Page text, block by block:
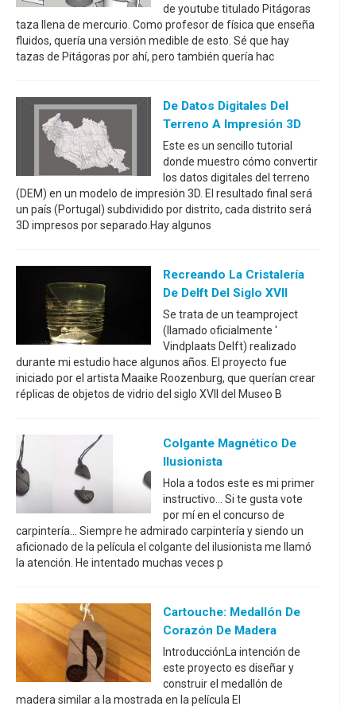
de youtube titulado Pitágoras
taza llena de mercurio. Como profesor de física que enseña
fluidos, quería una versión medible de esto. Sé que hay
tazas de Pitágoras por ahí, pero también quería hac
De Datos Digitales Del
Terreno A Impresión 3D
Este es un sencillo tutorial
donde muestro cómo convertir
los datos digitales del terreno
(DEM) en un modelo de impresión 3D. El resultado final será
un país (Portugal) subdividido por distrito, cada distrito será
3D impresos por separado.Hay algunos
Recreando La Cristalería
De Delft Del Siglo XVII
Se trata de un teamproject
(llamado oficialmente '
Vindplaats Delft) realizado
durante mi estudio hace algunos años. El proyecto fue
iniciado por el artista Maaike Roozenburg, que querían crear
réplicas de objetos de vidrio del siglo XVII del Museo B
Colgante Magnético De
Ilusionista
Hola a todos este es mi primer
instructivo... Si te gusta vote
por mí en el concurso de
carpintería... Siempre he admirado carpintería y siendo un
aficionado de la película el colgante del ilusionista me llamó
la atención. He intentado muchas veces p
Cartouche: Medallón De
Corazón De Madera
IntroducciónLa intención de
este proyecto es diseñar y
construir el medallón de
madera similar a la mostrada en la película El